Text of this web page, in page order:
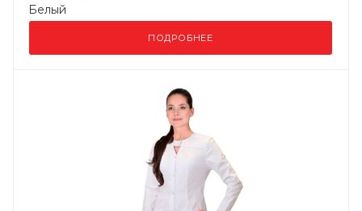
Белый
ПОДРОБНЕЕ